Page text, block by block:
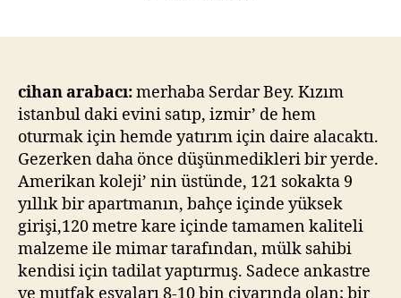
üzerinden
sormuş
cihan arabacı:merhaba Serdar Bey. Kızım
istanbul daki evini satıp, izmir’ de hem
oturmak için hemde yatırım için daire alacaktı.
Gezerken daha önce düşünmedikleri bir yerde.
Amerikan koleji’ nin üstünde, 121 sokakta 9
yıllık bir apartmanın, bahçe içinde yüksek
girişi,120 metre kare içinde tamamen kaliteli
malzeme ile mimar tarafından, mülk sahibi
kendisi için tadilat yaptırmış. Sadece ankastre
ve mutfak eşyaları 8-10 bin civarında olan; bir